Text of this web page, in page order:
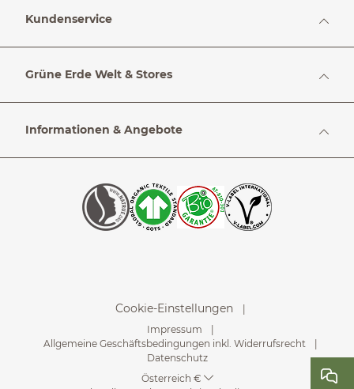
Kundenservice
Grüne Erde Welt & Stores
Informationen & Angebote
Cookie-Einstellungen
Impressum
Allgemeine Geschäftsbedingungen inkl. Widerrufsrecht
Datenschutz
Österreich €